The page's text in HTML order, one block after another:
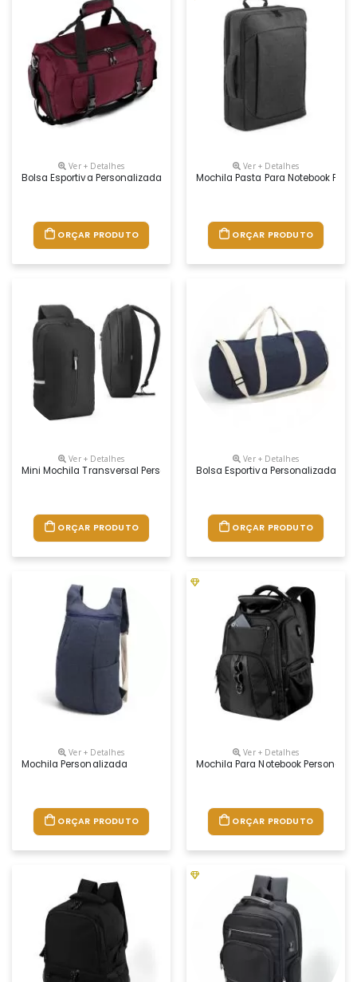
Ver + Detalhes
Bolsa Esportiva Personalizada
ORÇAR PRODUTO
Ver + Detalhes
Mochila Pasta Para Notebook
ORÇAR PRODUTO
Ver + Detalhes
Mini Mochila Transversal Personalizada
ORÇAR PRODUTO
Ver + Detalhes
Bolsa Esportiva Personalizada
ORÇAR PRODUTO
Ver + Detalhes
Mochila Personalizada
ORÇAR PRODUTO
Ver + Detalhes
Mochila Para Notebook
ORÇAR PRODUTO